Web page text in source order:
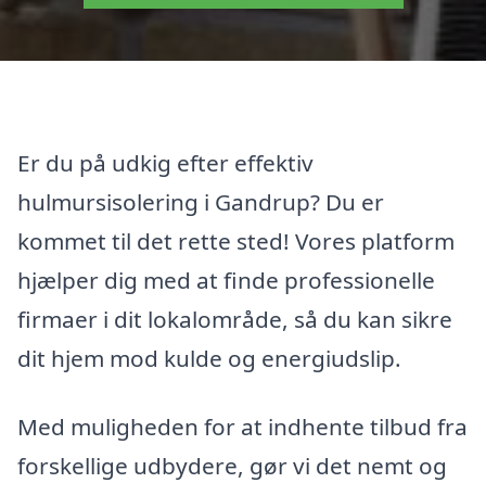
Er du på udkig efter effektiv
hulmursisolering i Gandrup? Du er
kommet til det rette sted! Vores platform
hjælper dig med at finde professionelle
firmaer i dit lokalområde, så du kan sikre
dit hjem mod kulde og energiudslip.
Med muligheden for at indhente tilbud fra
forskellige udbydere, gør vi det nemt og